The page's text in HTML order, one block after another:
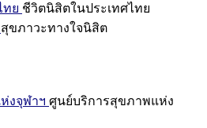
ทย ชีวิตนิสิตในประเทศไทย
สุขภาวะทางใจนิสิต
งจุฬาฯ ศูนย์บริการสุขภาพแห่ง